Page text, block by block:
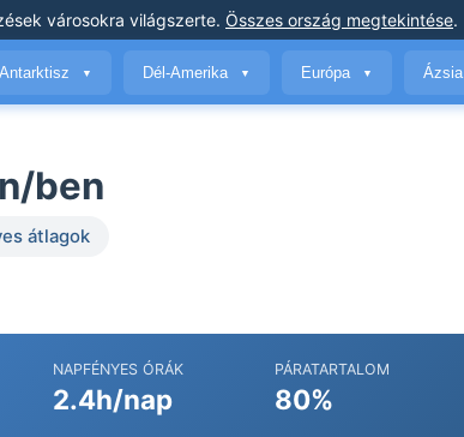
városokra világszerte. Összes ország megtekintése.
Antarktisz ▼ Dél-Amerika ▼ Európa ▼ Ázsia
ben
átlagok
NAPFÉNYES ÓRÁK
2.4h/nap
PÁRATARTALOM
80%